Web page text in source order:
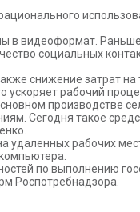
в видеоформат.
социальных
снижение затрат на
рабочий
производстве
Сегодня такое
удаленных рабочих
по выполнению
Роспотребнадзора.